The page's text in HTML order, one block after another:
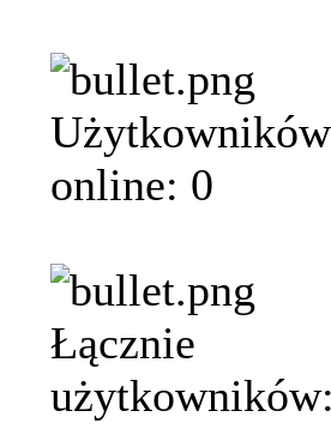
Użytkowników
online: 0
Łącznie
użytkowników: